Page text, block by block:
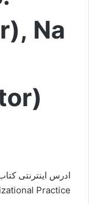
Na
Practice